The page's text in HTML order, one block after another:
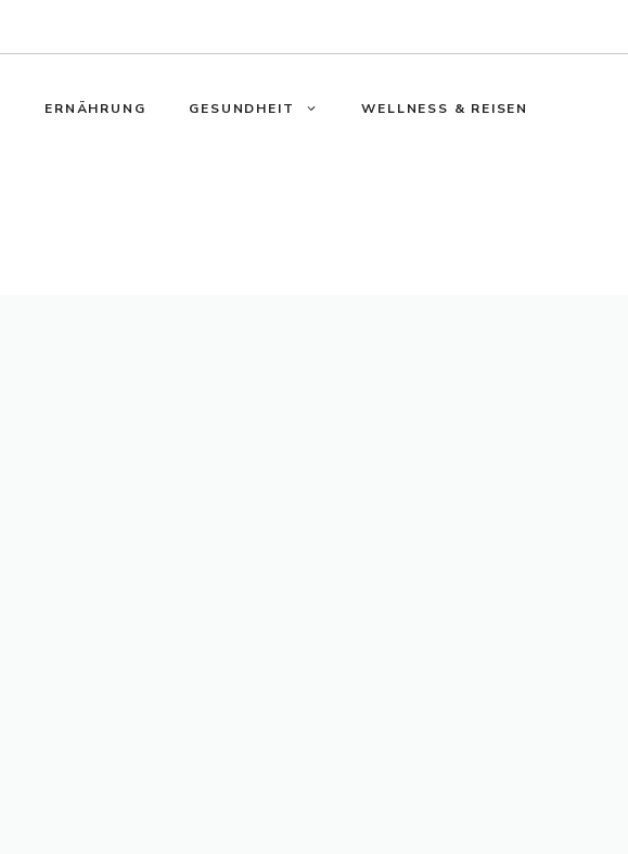
ERNÄHRUNG GESUNDHEIT WELLNESS & REISEN